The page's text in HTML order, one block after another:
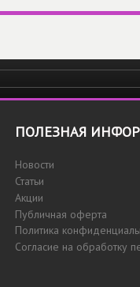
ПОЛЕЗНАЯ
Новости
Статьи
Акции
Публичная оферта
Политика
Согласие на обработку